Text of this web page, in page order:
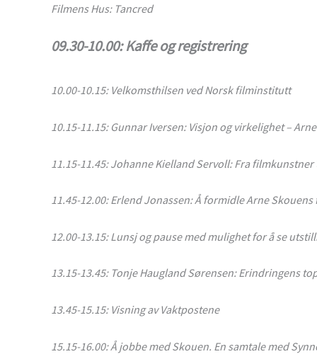
Filmens Hus: Tancred
09.30-10.00: Kaffe og registrering
10.00-10.15: Velkomsthilsen ved Norsk filminstitutt
10.15-11.15: Gunnar Iversen: Visjon og virkelighet –
11.15-11.45: Johanne Kielland Servoll: Fra
11.45-12.00: Erlend Jonassen: Å formidle Arne
12.00-13.15: Lunsj og pause med mulighet for å se
13.15-13.45: Tonje Haugland Sørensen: Erindringens
13.45-15.15: Visning avVaktpostene
15.15-16.00: Å jobbe med Skouen. En samtale med